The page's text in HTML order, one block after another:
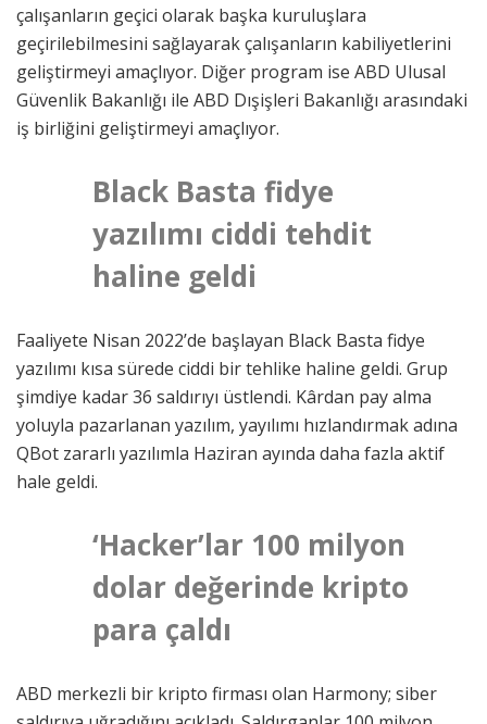
çalışanların geçici olarak başka kuruluşlara
geçirilebilmesini sağlayarak çalışanların kabiliyetlerini
geliştirmeyi amaçlıyor. Diğer program ise ABD Ulusal
Güvenlik Bakanlığı ile ABD Dışişleri Bakanlığı arasındaki
iş birliğini geliştirmeyi amaçlıyor.
Black Basta fidye
yazılımı ciddi tehdit
haline geldi
Faaliyete Nisan 2022’de başlayan Black Basta fidye
yazılımı kısa sürede ciddi bir tehlike haline geldi. Grup
şimdiye kadar 36 saldırıyı üstlendi. Kârdan pay alma
yoluyla pazarlanan yazılım, yayılımı hızlandırmak adına
QBot zararlı yazılımla Haziran ayında daha fazla aktif
hale geldi.
‘Hacker’lar 100 milyon
dolar değerinde kripto
para çaldı
ABD merkezli bir kripto firması olan Harmony; siber